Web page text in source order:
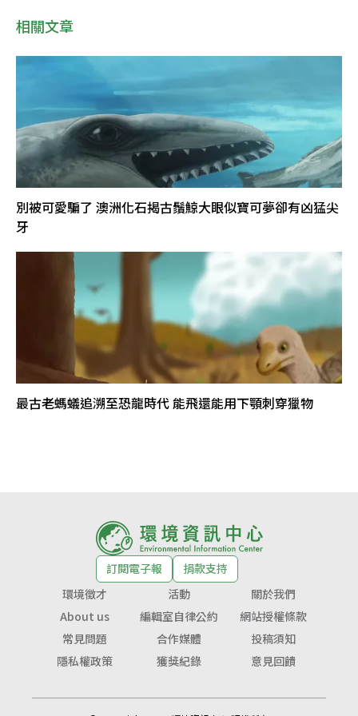
相關文章
別被可愛騙了 澳洲化石揭古鬚鯨大眼似寶可夢卻有凶猛尖
牙
最古老螞蟻追溯至恐龍時代 能飛還能用下顎刺穿獵物
訂閱電子報
捐款支持
環境徵才
活動
關於我們
About us
編輯室自律公約
網站授權條款
常見問題
合作媒體
投稿須知
隱私權政策
獲獎紀錄 意見回饋